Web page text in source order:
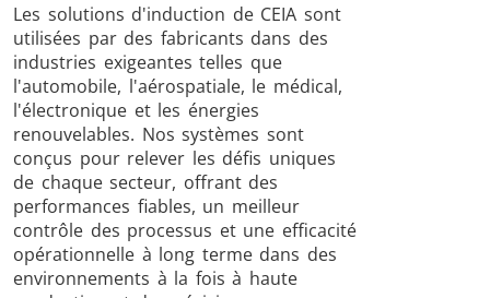
Brasage Argent Brasage Etain
Brasage
Aluminium
Thermoscellage
Les solutions d'induction de CEIA sont
utilisées par des fabricants dans des
industries exigeantes telles que
l'automobile, l'aérospatiale, le médical,
l'électronique et les énergies
renouvelables. Nos systèmes sont
conçus pour relever les défis uniques
de chaque secteur, offrant des
performances fiables, un meilleur
contrôle des processus et une efficacité
opérationnelle à long terme dans des
environnements à la fois à haute